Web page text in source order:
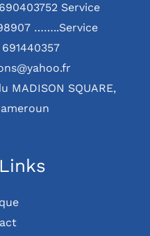
Service
……..Service
MADISON SQUARE,